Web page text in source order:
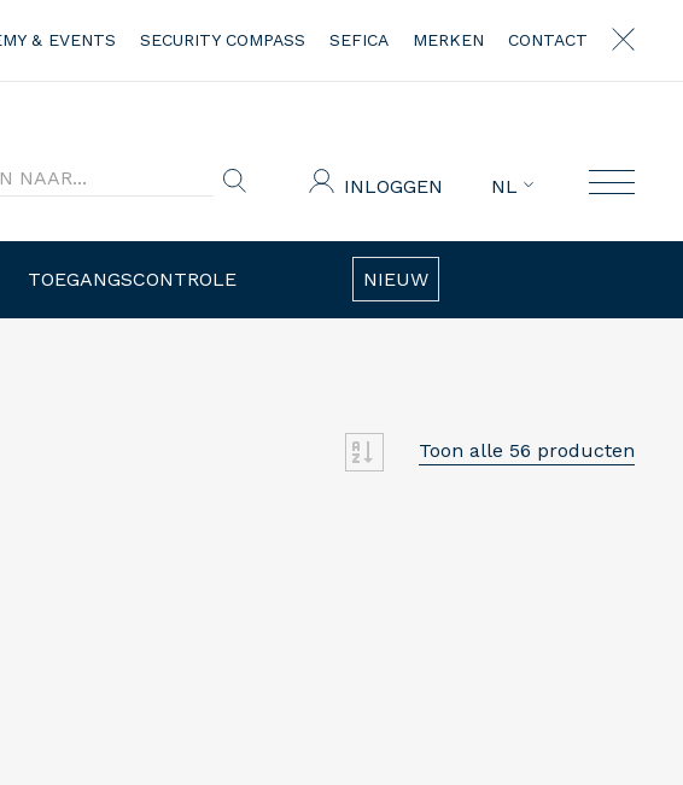
& EVENTS SECURITY COMPASS SEFICA MERKEN CONTACT
INLOGGEN NL
TOEGANGSCONTROLE NIEUW
Toon alle 56 producten